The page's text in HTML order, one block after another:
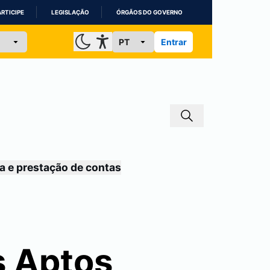
LEGISLAÇÃO ÓRGÃOS DO GOVERNO
Entrar
e prestação de contas
Aptos